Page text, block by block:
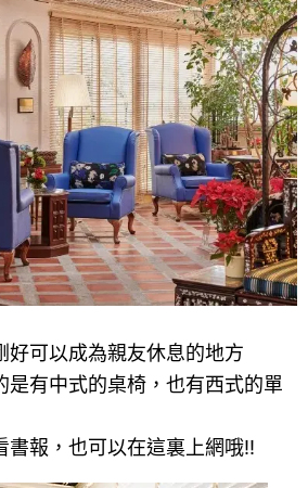
好可以成為親友休息的地方
是有中式的桌椅，也有西式的單
書報，也可以在這裏上網哦!!